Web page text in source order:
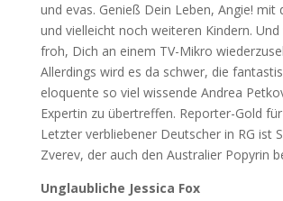
und evas. Genieß Dein Leben, Angie! mit
und vielleicht noch weiteren Kindern.
froh, Dich an einem TV-Mikro
Allerdings wird es da schwer, die
eloquente so viel wissende Andrea
Expertin zu übertreffen. Reporter-Gold
Letzter verbliebener Deutscher in RG ist
Zverev, der auch den Australier Popyrin
Unglaubliche Jessica Fox